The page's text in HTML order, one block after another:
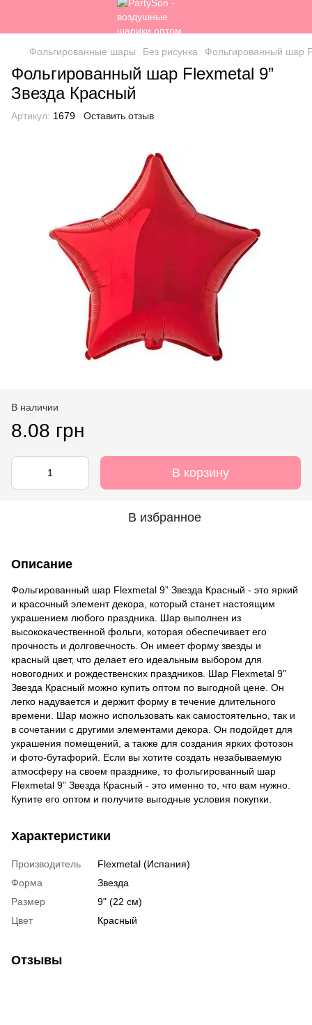
Фольгированные шары Без рисунка Фольгированный шар
Фольгированный шар Flexmetal 9”
Звезда Красный
Артикул: 1679 Оставить отзыв
В наличии
8.08 грн
В корзину
В избранное
Описание
Фольгированный шар Flexmetal 9” Звезда Красный - это яркий
и красочный элемент декора, который станет настоящим
украшением любого праздника. Шар выполнен из
высококачественной фольги, которая обеспечивает его
прочность и долговечность. Он имеет форму звезды и
красный цвет, что делает его идеальным выбором для
новогодних и рождественских праздников. Шар Flexmetal 9”
Звезда Красный можно купить оптом по выгодной цене. Он
легко надувается и держит форму в течение длительного
времени. Шар можно использовать как самостоятельно, так и
в сочетании с другими элементами декора. Он подойдет для
украшения помещений, а также для создания ярких фотозон
и фото-бутафорий. Если вы хотите создать незабываемую
атмосферу на своем празднике, то фольгированный шар
Flexmetal 9” Звезда Красный - это именно то, что вам нужно.
Купите его оптом и получите выгодные условия покупки.
Характеристики
Производитель
Flexmetal (Испания)
Форма
Звезда
Размер
9" (22 см)
Цвет
Красный
Отзывы